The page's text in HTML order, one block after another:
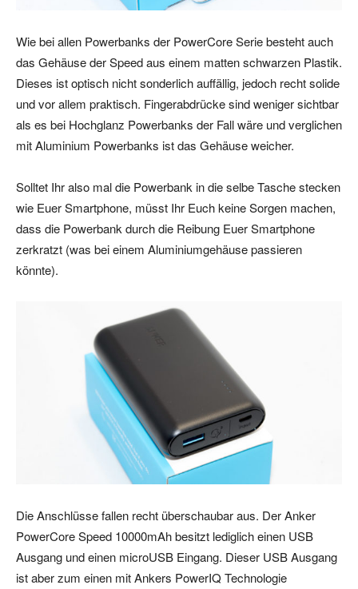
Wie bei allen Powerbanks der PowerCore Serie besteht auch
das Gehäuse der Speed aus einem matten schwarzen Plastik.
Dieses ist optisch nicht sonderlich auffällig, jedoch recht solide
und vor allem praktisch. Fingerabdrücke sind weniger sichtbar
als es bei Hochglanz Powerbanks der Fall wäre und verglichen
mit Aluminium Powerbanks ist das Gehäuse weicher.
Solltet Ihr also mal die Powerbank in die selbe Tasche stecken
wie Euer Smartphone, müsst Ihr Euch keine Sorgen machen,
dass die Powerbank durch die Reibung Euer Smartphone
zerkratzt (was bei einem Aluminiumgehäuse passieren
könnte).
Die Anschlüsse fallen recht überschaubar aus. Der Anker
PowerCore Speed 10000mAh besitzt lediglich einen USB
Ausgang und einen microUSB Eingang. Dieser USB Ausgang
ist aber zum einen mit Ankers PowerIQ Technologie